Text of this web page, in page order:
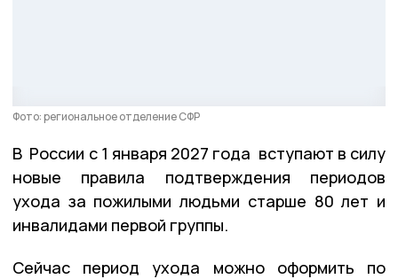
Фото: региональное отделение СФР
В России с 1 января 2027 года вступают в силу
новые правила подтверждения периодов
ухода за пожилыми людьми старше 80 лет и
инвалидами первой группы.
Сейчас период ухода можно оформить по